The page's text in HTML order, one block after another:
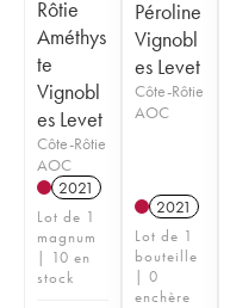
Rôtie
Améthys
te
Vignobl
es Levet
Côte-Rôtie
AOC
2021
Lot de 1
magnum
| 10 en
stock
Péroline
Vignobl
es Levet
Côte-Rôtie
AOC
2021
Lot de 1
bouteille
| 0
enchère